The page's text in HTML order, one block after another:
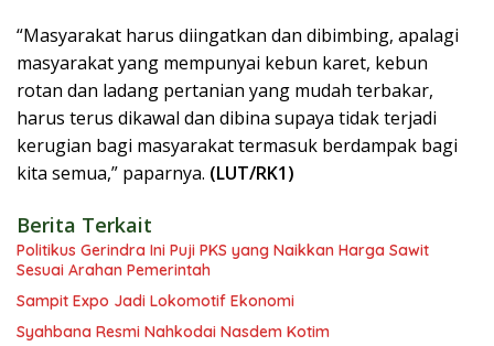
“Masyarakat harus diingatkan dan dibimbing, apalagi
masyarakat yang mempunyai kebun karet, kebun
rotan dan ladang pertanian yang mudah terbakar,
harus terus dikawal dan dibina supaya tidak terjadi
kerugian bagi masyarakat termasuk berdampak bagi
kita semua,” paparnya. (LUT/RK1)
Berita Terkait
Politikus Gerindra Ini Puji PKS yang Naikkan Harga Sawit
Sesuai Arahan Pemerintah
Sampit Expo Jadi Lokomotif Ekonomi
Syahbana Resmi Nahkodai Nasdem Kotim